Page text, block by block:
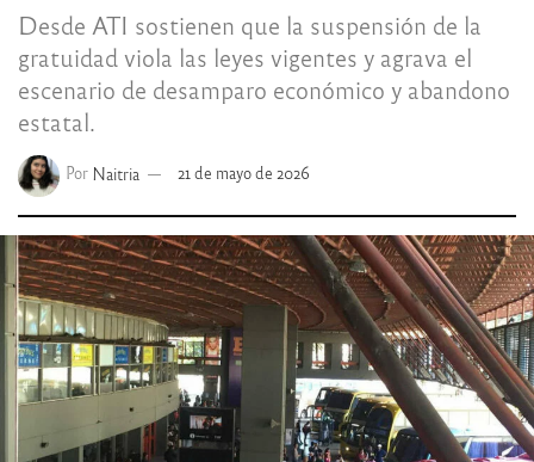
Desde ATI sostienen que la suspensión de la
gratuidad viola las leyes vigentes y agrava el
escenario de desamparo económico y abandono
estatal.
Por Naitria 21 de mayo de 2026